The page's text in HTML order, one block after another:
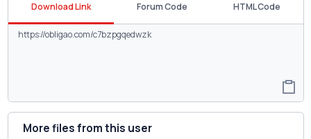
Download Link Forum Code HTML Code
More files from this user